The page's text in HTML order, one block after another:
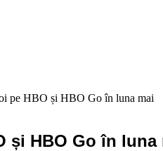
pe HBO și HBO Go în luna mai
și HBO Go în luna